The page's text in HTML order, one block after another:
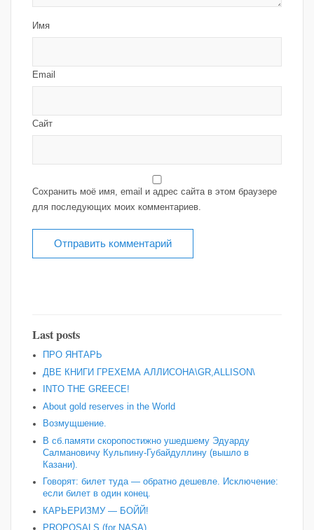
Имя
Email
Сайт
Сохранить моё имя, email и адрес сайта в этом браузере
для последующих моих комментариев.
Last posts
ПРО ЯНТАРЬ
ДВЕ КНИГИ ГРЕХЕМА АЛЛИСОНА\GR,ALLISON\
INTO THE GREECE!
About gold reserves in the World
Возмущшение.
В сб.памяти скоропостижно ушедшему Эдуарду
Салмановичу Кульпину-Губайдуллину (вышло в
Казани).
Говорят: билет туда — обратно дешевле. Исключение:
если билет в один конец.
КАРЬЕРИЗМУ — БОЙЙ!